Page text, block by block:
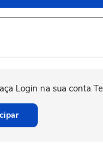
Login na sua conta